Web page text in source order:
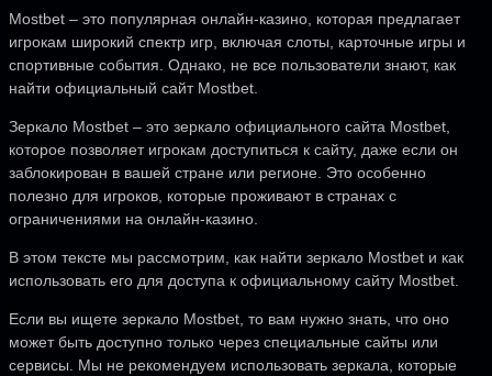
Mostbet – это популярная онлайн-казино, которая предлагает
игрокам широкий спектр игр, включая слоты, карточные игры и
спортивные события. Однако, не все пользователи знают, как
найти официальный сайт Mostbet.
Зеркало Mostbet – это зеркало официального сайта Mostbet,
которое позволяет игрокам доступиться к сайту, даже если он
заблокирован в вашей стране или регионе. Это особенно
полезно для игроков, которые проживают в странах с
ограничениями на онлайн-казино.
В этом тексте мы рассмотрим, как найти зеркало Mostbet и как
использовать его для доступа к официальному сайту Mostbet.
Если вы ищете зеркало Mostbet, то вам нужно знать, что оно
может быть доступно только через специальные сайты или
сервисы. Мы не рекомендуем использовать зеркала, которые